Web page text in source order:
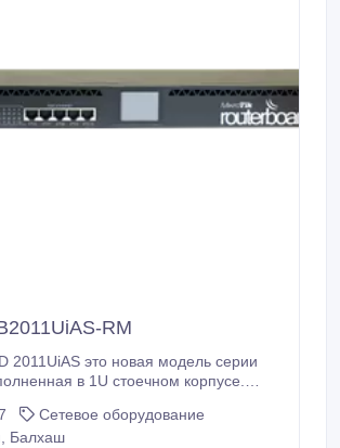
RM
2011UiAS это новая модель серии
в 1U стоечном корпусе.
(SFP модуль неСетевое оборудование
Балхаш